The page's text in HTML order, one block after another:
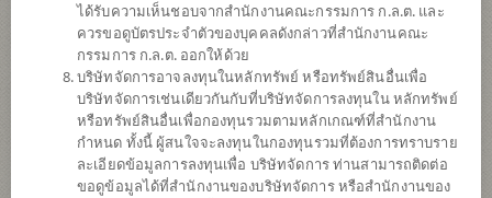
ความเสี่ยงปานกลาง
ค่อนข้างสูง
5
ได้รับความเห็นชอบจากสำนักงานคณะกรรมการ ก.ล.ต. และ
ควรขอดูบัตรประจำตัวของบุคคลดังกล่าวที่สำนักงานคณะ
กรรมการ ก.ล.ต. ออกให้ด้วย
บริษัทจัดการอาจลงทุนในหลักทรัพย์ หรือทรัพย์สินอื่นเพื่อ
บริษัทจัดการเช่นเดียวกันกับที่บริษัทจัดการลงทุนใน หลักทรัพย์
หรือทรัพย์สินอื่นเพื่อกองทุนรวมตามหลักเกณฑ์ที่สำนักงาน
กำหนด ทั้งนี้ ผู้สนใจจะลงทุนในกองทุนรวมที่ต้องการทราบราย
ละเอียดข้อมูลการลงทุนเพื่อ บริษัทจัดการ ท่านสามารถติดต่อ
ขอดูข้อมูลได้ที่สำนักงานของบริษัทจัดการ หรือสำนักงานของ